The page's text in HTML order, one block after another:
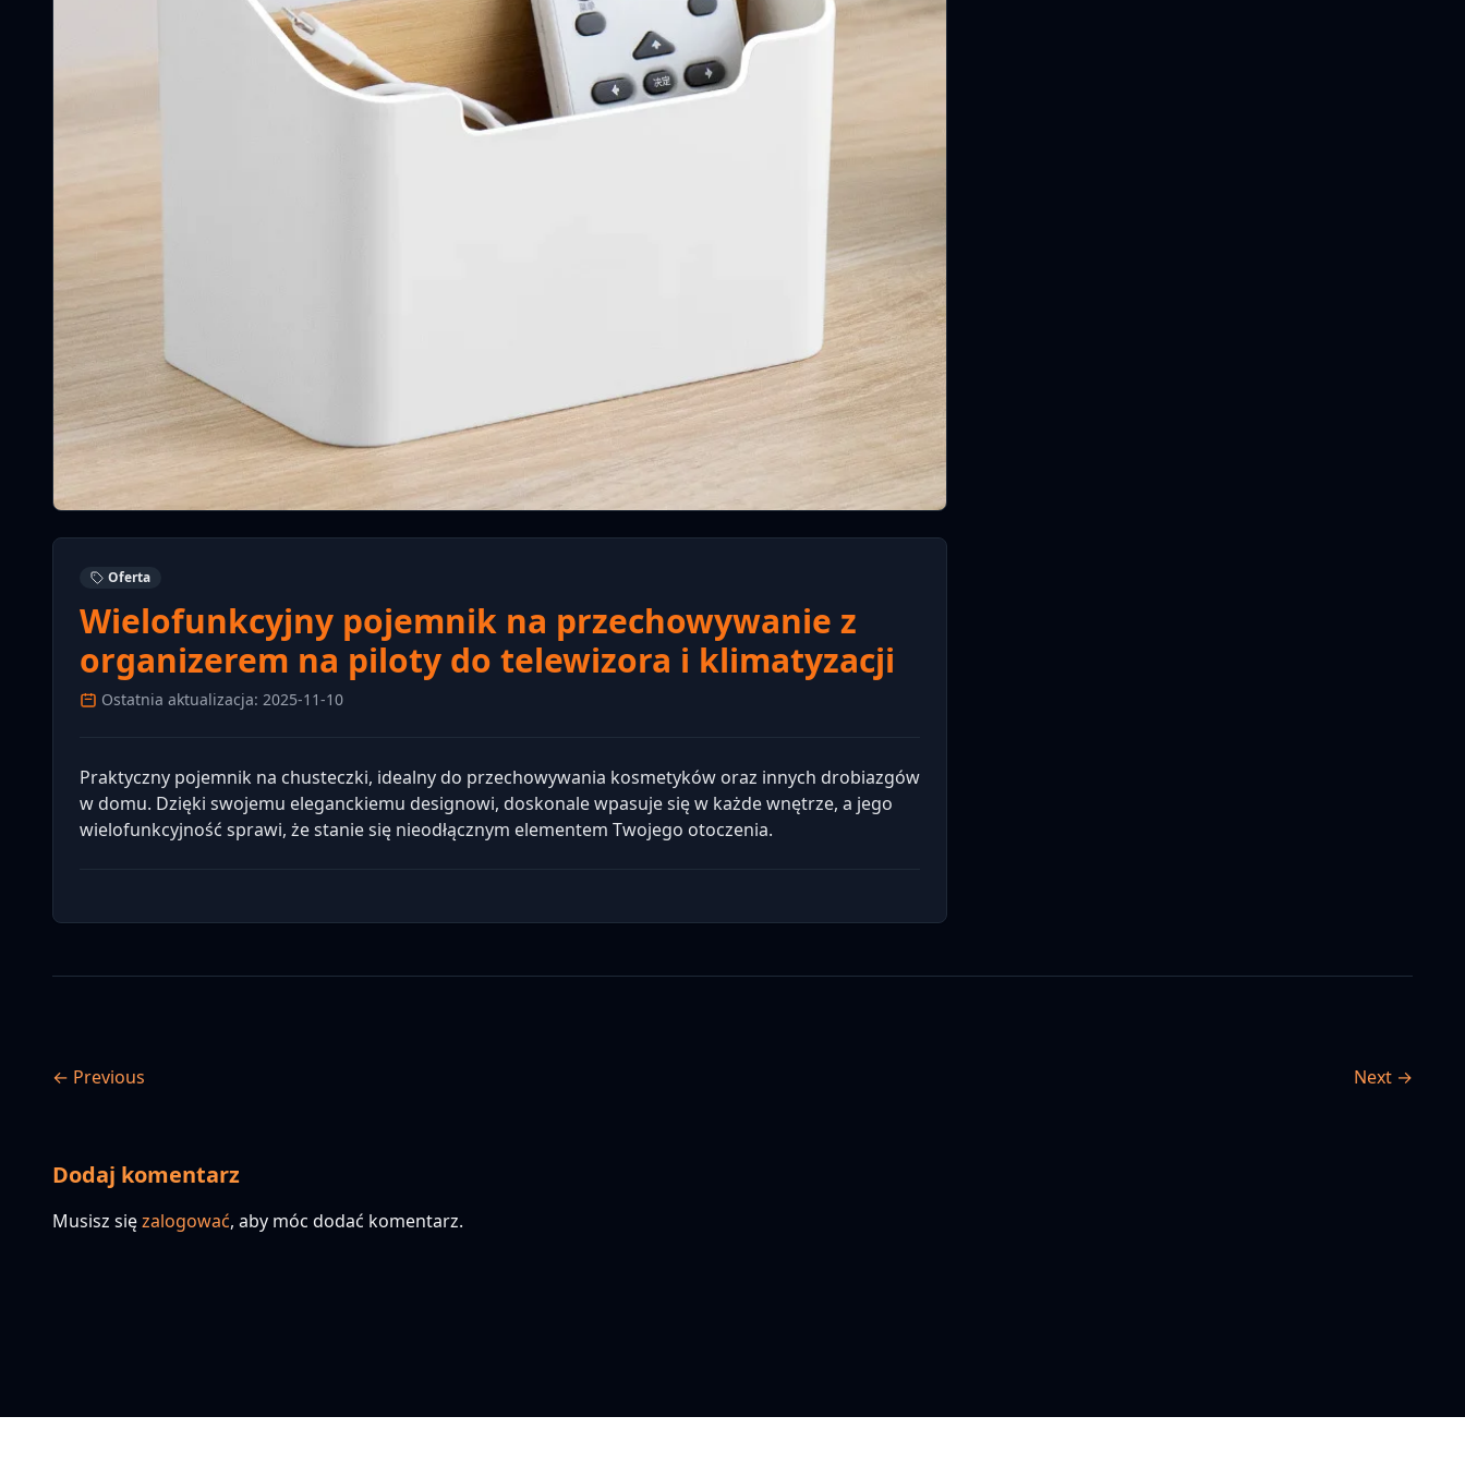
Oferta
Wielofunkcyjny pojemnik na przechowywanie z
organizerem na piloty do telewizora i klimatyzacji
Ostatnia aktualizacja: 2025-11-10
Praktyczny pojemnik na chusteczki, idealny do przechowywania kosmetyków oraz innych drobiazgów
w domu. Dzięki swojemu eleganckiemu designowi, doskonale wpasuje się w każde wnętrze, a jego
wielofunkcyjność sprawi, że stanie się nieodłącznym elementem Twojego otoczenia.
← Previous Next →
Dodaj komentarz
Musisz sięzalogować, aby móc dodać komentarz.